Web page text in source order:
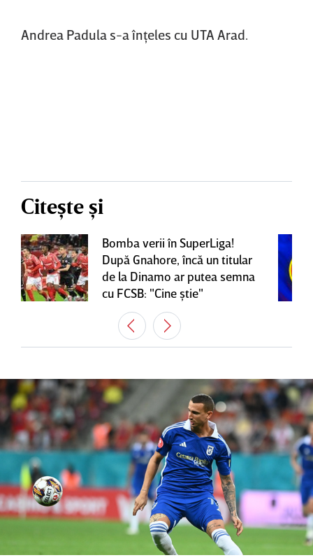
Andrea Padula s-a înţeles cu UTA Arad.
Citește și
Bomba verii în SuperLiga!
După Gnahore, încă un titular
de la Dinamo ar putea semna
cu FCSB: "Cine ştie"